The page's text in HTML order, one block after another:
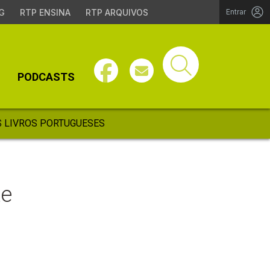
RTP ENSINA RTP ARQUIVOS Entrar
PODCASTS
LIVROS PORTUGUESES